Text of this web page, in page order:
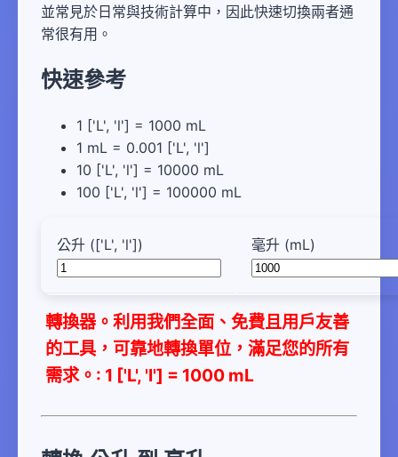
並常見於日常與技術計算中，因此快速切換兩者通
常很有用。
快速參考
1 ['L', 'l'] = 1000 mL
1 mL = 0.001 ['L', 'l']
10 ['L', 'l'] = 10000 mL
100 ['L', 'l'] = 100000 mL
公升 (['L', 'l']) 毫升 (mL)
轉換器。利用我們全面、免費且用戶友善
的工具，可靠地轉換單位，滿足您的所有
需求。: 1 ['L', 'l'] = 1000 mL